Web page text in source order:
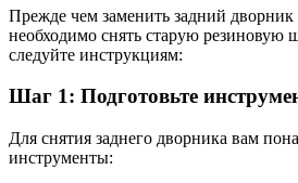
Прежде чем заменить задний дворник
необходимо снять старую резиновую
следуйте инструкциям:
Шаг 1: Подготовьте
Для снятия заднего дворника вам
инструменты: